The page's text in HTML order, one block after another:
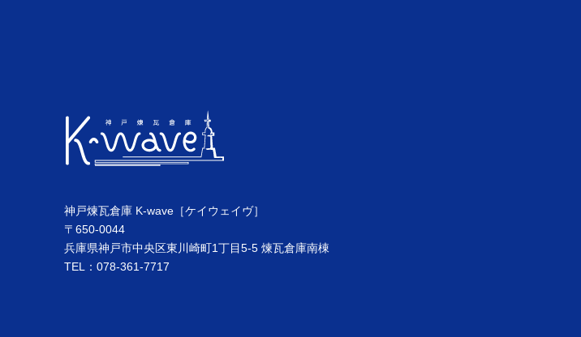
神戸煉瓦倉庫 K-wave［ケイウェイヴ］
〒650-0044
兵庫県神戸市中央区東川崎町1丁目5-5 煉瓦倉庫南棟
TEL：078-361-7717